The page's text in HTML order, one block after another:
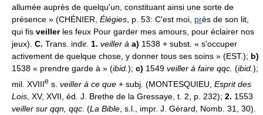
allumée auprès de quelqu'un, constituant ainsi une sorte de
présence » (CHÉNIER, Élégies , p. 53: C'est moi, près de son lit,
qui fis veillerles feux Pour garder mes amours, pour éclairer nos
jeux). C. Trans. indir. 1. veiller à a) 1538 + subst. « s'occuper
activement de quelque chose, y donner tous ses soins » (EST.); b)
1538 « prendre garde à » (ibid. ); c) 1549 veiller à faire qqc. (ibid. );
mil. XVIIIe s. veiller à ce que + subj. (MONTESQUIEU, Esprit des
Lois , XV, XVII, éd. J. Brethe de la Gressaye, t. 2, p. 232); 2. 1553
veiller sur qqn, qqc. (La Bible , s.l., impr. J. Gérard, Nomb. 31, 30).